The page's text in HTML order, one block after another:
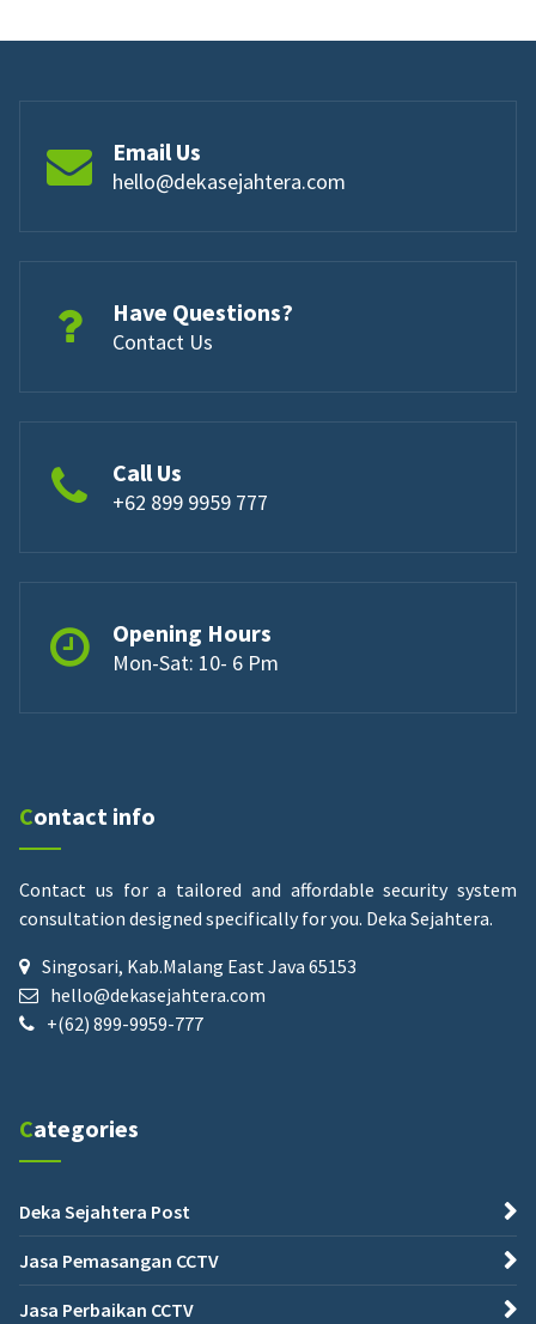
Email Us
hello@dekasejahtera.com
Have Questions?
Contact Us
Call Us
+62 899 9959 777
Opening Hours
Mon-Sat: 10- 6 Pm
Contact info
Contact us for a tailored and affordable security system
consultation designed specifically for you. Deka Sejahtera.
Singosari, Kab.Malang East Java 65153
hello@dekasejahtera.com
+(62) 899-9959-777
Categories
Deka Sejahtera Post
Jasa Pemasangan CCTV
Jasa Perbaikan CCTV